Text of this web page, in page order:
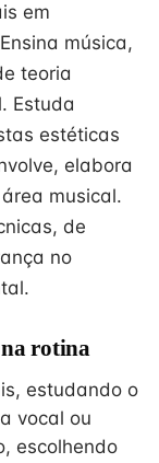
em
música,
teoria
Estuda
estéticas
elabora
musical.
de
no
na rotina
estudando o
vocal ou
escolhendo